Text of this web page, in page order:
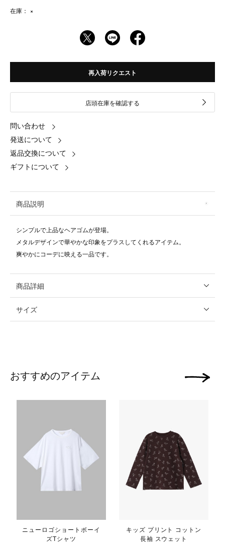
在庫： ×
再入荷リクエスト
店頭在庫を確認する
問い合わせ
発送について
返品交換について
ギフトについて
商品説明
シンプルで上品なヘアゴムが登場。
メタルデザインで華やかな印象をプラスしてくれるアイテム。
爽やかにコーデに映える一品です。
商品詳細
サイズ
おすすめのアイテム
ニューロゴショートボーイ
ズTシャツ
キッズ プリント コットン
長袖 スウェット
次の画像